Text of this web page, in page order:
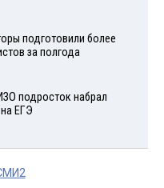
подготовили более
за полгода
подросток набрал
ЕГЭ